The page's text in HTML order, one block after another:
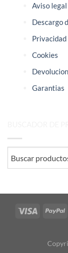
Aviso legal
Descargo
Privacidad
Cookies
Garantias
Visa